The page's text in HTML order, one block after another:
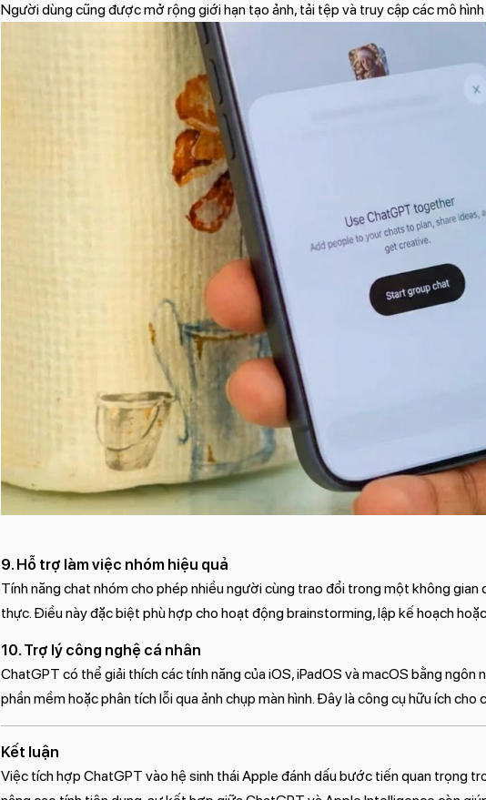
Người dùng cũng được mở rộng giới hạn tạo ảnh, tải tệp và truy cập các mô hình
9. Hỗ trợ làm việc nhóm hiệu quả
Tính năng chat nhóm cho phép nhiều người cùng trao đổi trong một không
thực. Điều này đặc biệt phù hợp cho hoạt động brainstorming, lập kế hoạch
10. Trợ lý công nghệ cá nhân
ChatGPT có thể giải thích các tính năng của iOS, iPadOS và macOS bằng ngôn
phần mềm hoặc phân tích lỗi qua ảnh chụp màn hình. Đây là công cụ hữu ích
Kết luận
Việc tích hợp ChatGPT vào hệ sinh thái Apple đánh dấu bước tiến quan trọng